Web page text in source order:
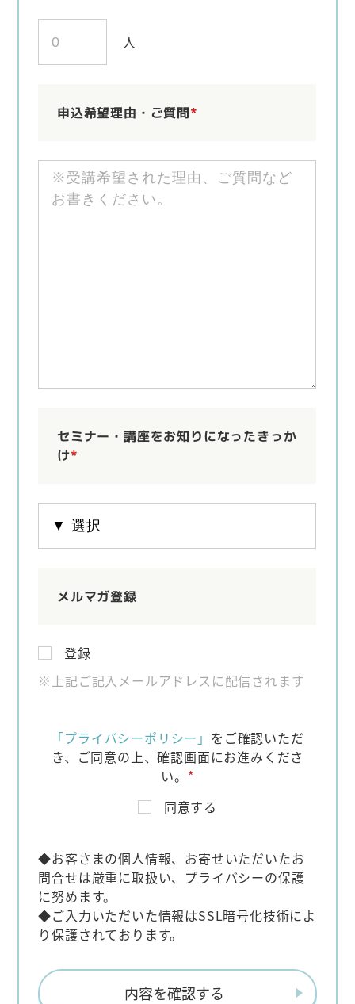
人
申込希望理由・ご質問*
セミナー・講座をお知りになったきっか
け*
メルマガ登録
登録
※上記ご記入メールアドレスに配信されます
「プライバシーポリシー」 をご確認いただ
き、 ご同意の上、確認画面にお進みくださ
い。 *
同意する
◆お客さまの個人情報、お寄せいただいたお
問合せは厳重に取扱い、プライバシーの保護
に努めます。
◆ご入力いただいた情報はSSL暗号化技術によ
り保護されております。
内容を確認する